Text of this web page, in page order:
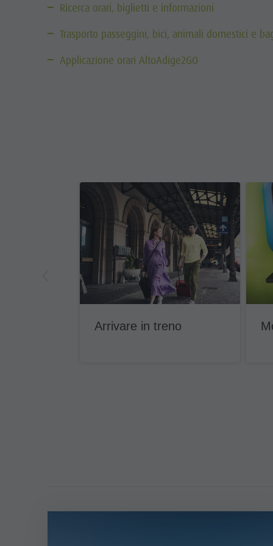
Ricerca orari, biglietti e informazioni
Trasporto passeggini, bici, animali domestici e
Applicazione orari AltoAdige2GO
Arrivare in treno